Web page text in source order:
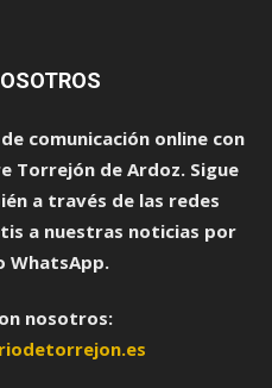
comunicación online con
Torrejón de Ardoz. Sigue
a través de las redes
a nuestras noticias por
WhatsApp.
nosotros: